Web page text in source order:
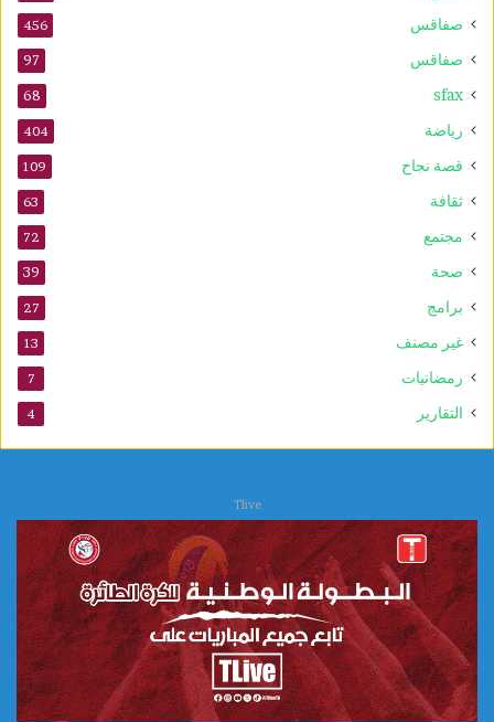
صفاقس 456
صفاقس 97
sfax
68
رياضة 404
قصة نجاح 109
ثقافة 63
مجتمع 72
صحة 39
برامج 27
غير مصنف 13
رمضانيات 7
التقارير 4
Tlive